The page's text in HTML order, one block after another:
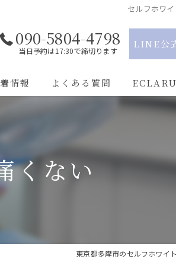
セルフホワ
090-5804-4798
当日予約は17:30で締切ります
LINE公
情報 よくある質問
くない
東京都多摩市のセルフホワイ